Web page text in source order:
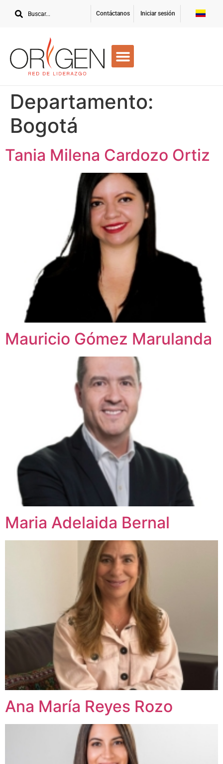
Contáctanos Iniciar sesión
Departamento:
Bogotá
Tania Milena Cardozo Ortiz
Mauricio Gómez Marulanda
Maria Adelaida Bernal
Ana María Reyes Rozo